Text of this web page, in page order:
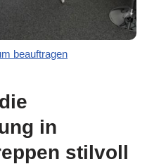
beauftragen
in
stilvoll